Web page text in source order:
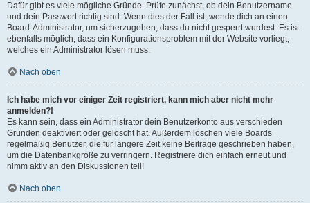
Dafür gibt es viele mögliche Gründe. Prüfe zunächst, ob dein Benutzername
und dein Passwort richtig sind. Wenn dies der Fall ist, wende dich an einen
Board-Administrator, um sicherzugehen, dass du nicht gesperrt wurdest. Es ist
ebenfalls möglich, dass ein Konfigurationsproblem mit der Website vorliegt,
welches ein Administrator lösen muss.
Nach oben
Ich habe mich vor einiger Zeit registriert, kann mich aber nicht mehr
anmelden?!
Es kann sein, dass ein Administrator dein Benutzerkonto aus verschieden
Gründen deaktiviert oder gelöscht hat. Außerdem löschen viele Boards
regelmäßig Benutzer, die für längere Zeit keine Beiträge geschrieben haben,
um die Datenbankgröße zu verringern. Registriere dich einfach erneut und
nimm aktiv an den Diskussionen teil!
Nach oben